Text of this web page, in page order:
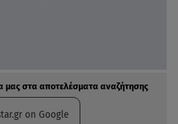
μας στα αποτελέσματα αναζήτησης
on Google